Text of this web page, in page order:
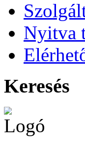
Nyitva
Keresés